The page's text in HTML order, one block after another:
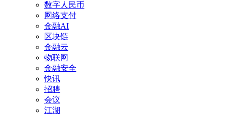
数字人民币
网络支付
金融AI
区块链
金融云
物联网
金融安全
快讯
招聘
会议
江湖